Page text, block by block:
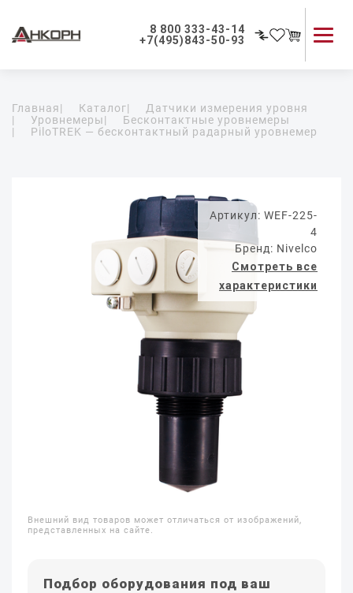
8 800 333-43-14
+7(495)843-50-93
Применение приборов
Как мы работаем
Главная| Каталог|
Датчики измерения уровня
|
Уровнемеры|
Бесконтактные уровнемеры
|
PiloTREK — бесконтактный радарный уровнемер
Артикул: WEF-225-
4
Бренд: Nivelco
Смотреть все
характеристики
Внешний вид товаров может отличаться от изображений,
представленных на сайте.
Подбор оборудования под ваш